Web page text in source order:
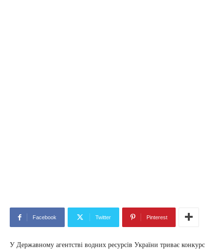
Facebook Twitter Pinterest
У Державному агентстві водних ресурсів України триває конкурс